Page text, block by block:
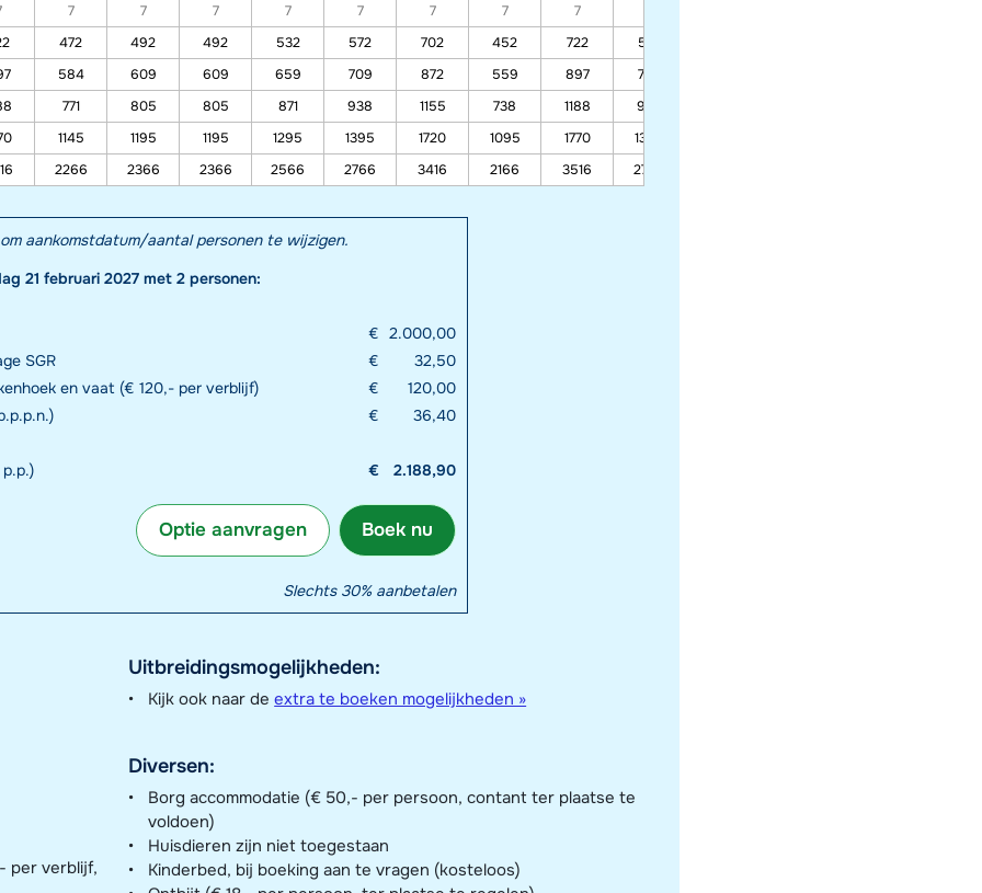
7 7 7 7 7 7 7 7
472 492 492 532 572 702 452 722 572
584 609 609 659 709 872 559 897 709
771 805 805 871 938 1155 738 1188 938
1145 1195 1195 1295 1395 1720 1095 1770 1395
2266 2366 2366 2566 2766 3416 2166 3516 2766
aankomstdatum/aantal personen te wijzigen.
21 februari 2027 met 2 personen:
€ 2.000,00
SGR €
32,50
en vaat (€ 120,- per verblijf) €
120,00
€ 36,40
€ 2.188,90
Boek nu
Optie aanvragen
Slechts 30% aanbetalen
per verblijf,
Uitbreidingsmogelijkheden:
Kijk ook naar deextra te boeken mogelijkheden »
Diversen:
Borg accommodatie (€ 50,- per persoon, contant ter plaatse te
voldoen)
Huisdieren zijn niet toegestaan
Kinderbed, bij boeking aan te vragen (kosteloos)